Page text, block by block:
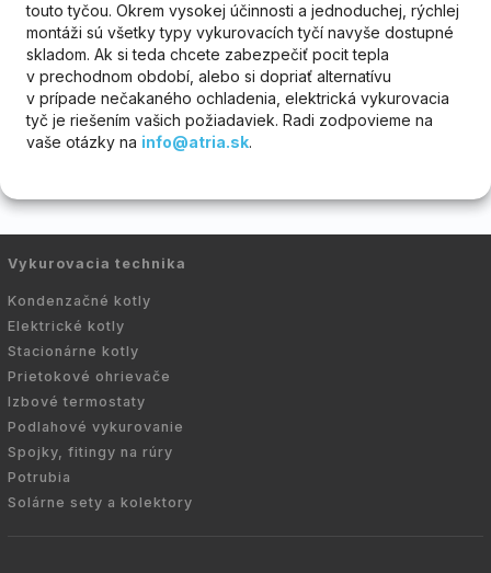
touto tyčou. Okrem vysokej účinnosti a jednoduchej, rýchlej
montáži sú všetky typy vykurovacích tyčí navyše dostupné
skladom. Ak si teda chcete zabezpečiť pocit tepla
v prechodnom období, alebo si dopriať alternatívu
v prípade nečakaného ochladenia, elektrická vykurovacia
tyč je riešením vašich požiadaviek. Radi zodpovieme na
vaše otázky na info@atria.sk.
Vykurovacia technika
Kondenzačné kotly
Elektrické kotly
Stacionárne kotly
Prietokové ohrievače
Izbové termostaty
Podlahové vykurovanie
Spojky, fitingy na rúry
Potrubia
Solárne sety a kolektory